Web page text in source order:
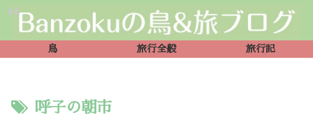
鳥 旅行全般 旅行記
呼子の朝市